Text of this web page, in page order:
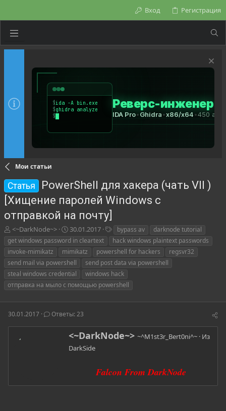
Вход Регистрация
Мои статьи
Статья
PowerShell для хакера (чать VII )
[Хищение паролей Windows с
отправкой на почту]
А
в
о
р
т
е
ы
<~DarkNode~>
Д
а
а
н
а
ч
л
30.01.2017
е
и
bypass av
darknode tutorial
get windows password in cleartext
hack windows plaintext passwords
invoke-mimikatz
mimikatz powershell for hackers
regsvr32
send mail via powershell
send post data via powershell
steal windows credential
windows hack
отправка на мыло с помощью powershell
30.01.2017 Ответы: 23
А
т
<~DarkNode~> ~^M1st3r_Bert0ni^~ · Из
DarkSide
Falcon From DarkNode